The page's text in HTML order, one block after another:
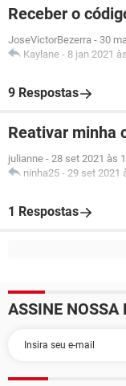
Receber o
JoseVictorBezerra - 30
Kaylane - 8 jan 2021
9 Respostas
Reativar minha
julianne - 28 set 2021 às
ninha25 - 29 set 2021
1 Respostas
ASSINE NOSSA